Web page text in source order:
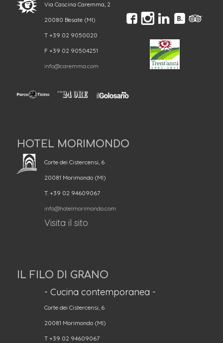
Via Cascina Caremma, 2
20080 Besate (MI)
T +39 02 9050020
F +39 02 90504251
info@caremma.com
HOTEL MORIMONDO
Corte dei Cistercensi, 6
20081 Morimondo (MI)
T. +39 02 94609067
info@hotelmorimondo.com
Visita il sito
IL FILO DI GRANO
- Cucina contemporanea -
Corte dei Cistercensi, 6
20081 Morimondo (MI)
T +39 02 94609067